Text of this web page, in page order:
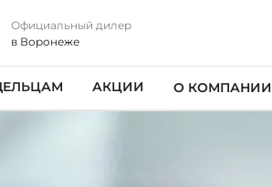
Официальный дилер
в Воронеже
АКЦИИ О КОМПАНИИ